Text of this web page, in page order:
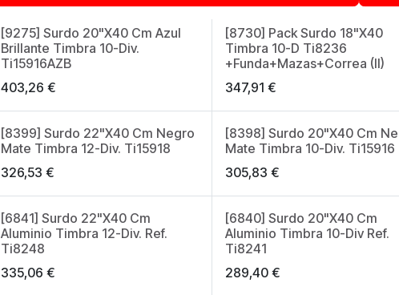
[9275] Surdo 20"X40 Cm Azul
Brillante Timbra 10-Div.
Ti15916AZB
403,26 €
[8730] Pack Surdo 18"X40
Timbra 10-D Ti8236
+Funda+Mazas+Correa (II)
347,91 €
[8399] Surdo 22"X40 Cm Negro
Mate Timbra 12-Div. Ti15918
326,53 €
[8398] Surdo 20"X40 Cm
Mate Timbra 10-Div. Ti15916
305,83 €
[6841] Surdo 22"X40 Cm
Aluminio Timbra 12-Div. Ref.
Ti8248
335,06 €
[6840] Surdo 20"X40 Cm
Aluminio Timbra 10-Div Ref.
Ti8241
289,40 €